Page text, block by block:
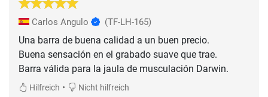
Carlos Angulo (TF-LH-165)
Una barra de buena calidad a un buen precio.
Buena sensación en el grabado suave que trae.
Barra válida para la jaula de musculación Darwin.
Hilfreich • Nicht hilfreich